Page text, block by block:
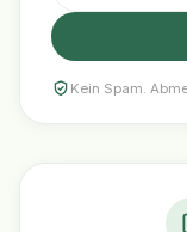
Kein Spam.